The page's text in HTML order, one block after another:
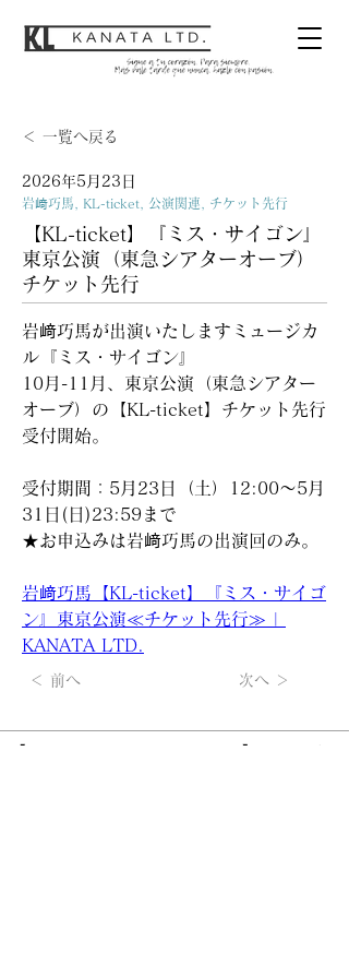
＜ 一覧へ戻る
2026年5月23日
岩﨑巧馬, KL-ticket, 公演関連, チケット先行
【KL-ticket】『ミス・サイゴン』
東京公演（東急シアターオーブ）
チケット先行
岩﨑巧馬が出演いたしますミュージカ
ル『ミス・サイゴン』
10月-11月、東京公演（東急シアター
オーブ）の【KL-ticket】チケット先行
受付開始。
受付期間：5月23日（土）12:00～5月
31日(日)23:59まで
★お申込みは岩﨑巧馬の出演回のみ。
岩﨑巧馬【KL-ticket】『ミス・サイゴ
ン』東京公演≪チケット先行≫ |
KANATA LTD.
＜ 前へ 次へ ＞